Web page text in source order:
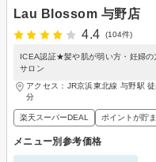
Lau Blossom 与野店
4.4
(104件)
ICEA認証★髪や肌が弱い方・妊婦
サロン
アクセス：JR京浜東北線 与野
分
楽天スーパーDEAL ポイントが貯
メニュー別参考価格